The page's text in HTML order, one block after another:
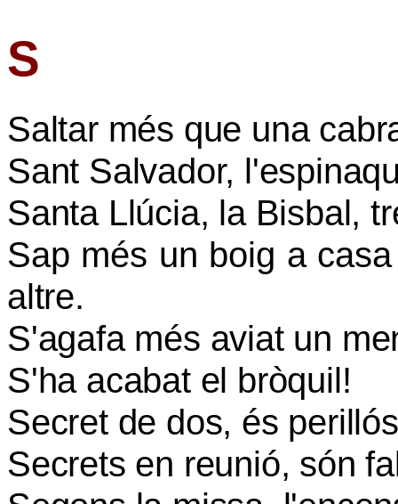
S
Saltar més que una
Sant Salvador,
Santa Llúcia, la Bisbal,
Sap més un boig a
altre.
S'agafa més aviat un
S'ha acabat el bròquil!
Secret de dos, és
Secrets en reunió, són